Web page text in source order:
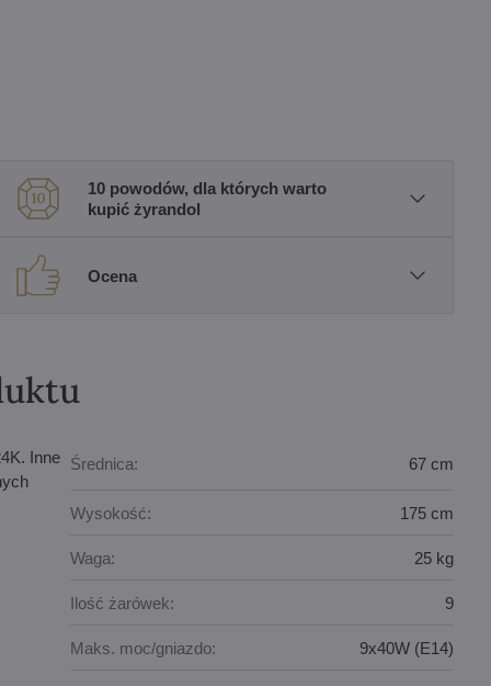
10 powodów, dla których warto
kupić żyrandol
Ocena
Inne
Średnica: 67 cm
Wysokość: 175 cm
Waga: 25 kg
Ilość żarówek: 9
Maks. moc/gniazdo: 9x40W (E14)